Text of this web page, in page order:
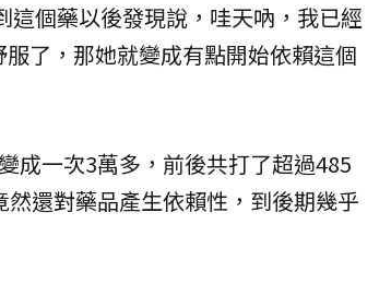
個藥以後發現說，哇天吶，我已經
了，那她就變成有點開始依賴這個
成一次3萬多，前後共打了超過485
還對藥品產生依賴性，到後期幾乎